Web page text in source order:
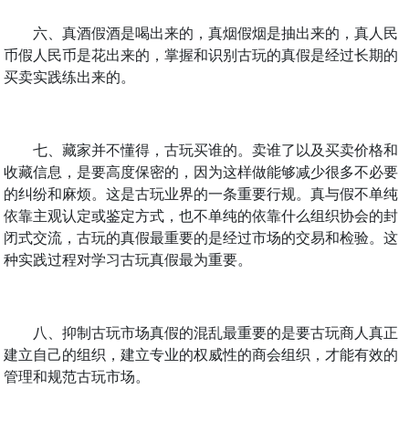
六、真酒假酒是喝出来的，真烟假烟是抽出来的，真人民
币假人民币是花出来的，掌握和识别古玩的真假是经过长期的
买卖实践练出来的。
七、藏家并不懂得，古玩买谁的。卖谁了以及买卖价格和
收藏信息，是要高度保密的，因为这样做能够减少很多不必要
的纠纷和麻烦。这是古玩业界的一条重要行规。真与假不单纯
依靠主观认定或鉴定方式，也不单纯的依靠什么组织协会的封
闭式交流，古玩的真假最重要的是经过市场的交易和检验。这
种实践过程对学习古玩真假最为重要。
八、抑制古玩市场真假的混乱最重要的是要古玩商人真正
建立自己的组织，建立专业的权威性的商会组织，才能有效的
管理和规范古玩市场。